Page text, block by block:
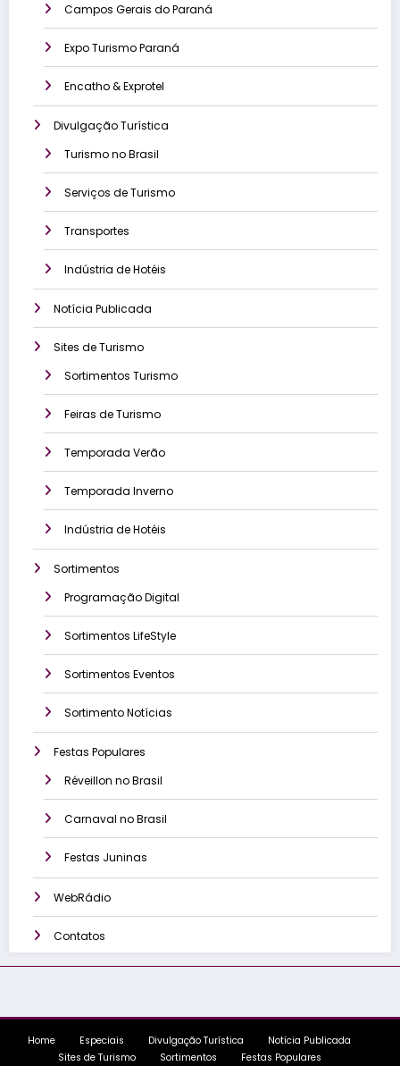
Campos Gerais do Paraná
Expo Turismo Paraná
Encatho & Exprotel
Divulgação Turística
Turismo no Brasil
Serviços de Turismo
Transportes
Indústria de Hotéis
Notícia Publicada
Sites de Turismo
Sortimentos Turismo
Feiras de Turismo
Temporada Verão
Temporada Inverno
Indústria de Hotéis
Sortimentos
Programação Digital
Sortimentos LifeStyle
Sortimentos Eventos
Sortimento Notícias
Festas Populares
Réveillon no Brasil
Carnaval no Brasil
Festas Juninas
WebRádio
Contatos
Home Especiais Divulgação Turística
Notícia Publicada
Sites de Turismo
Sortimentos Festas Populares